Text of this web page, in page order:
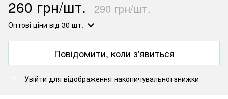
260 грн/шт. 290 грн/шт.
Оптові ціни від 30 шт.
Повідомити, коли з'явиться
Увійти для відображення накопичувальної знижки